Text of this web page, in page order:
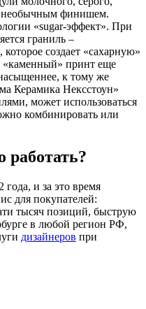
необычным финишем.
«sugar-эффект». При
граниль –
которое создает «сахарную»
«каменный» принт еще
к тому же
Керамика Нексстоун»
может использоваться
комбинировать или
работать?
и за это время
для покупателей:
тысяч позиций, быструю
в любой регион РФ,
дизайнеров при